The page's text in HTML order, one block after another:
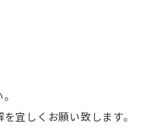
宜しくお願い致します。